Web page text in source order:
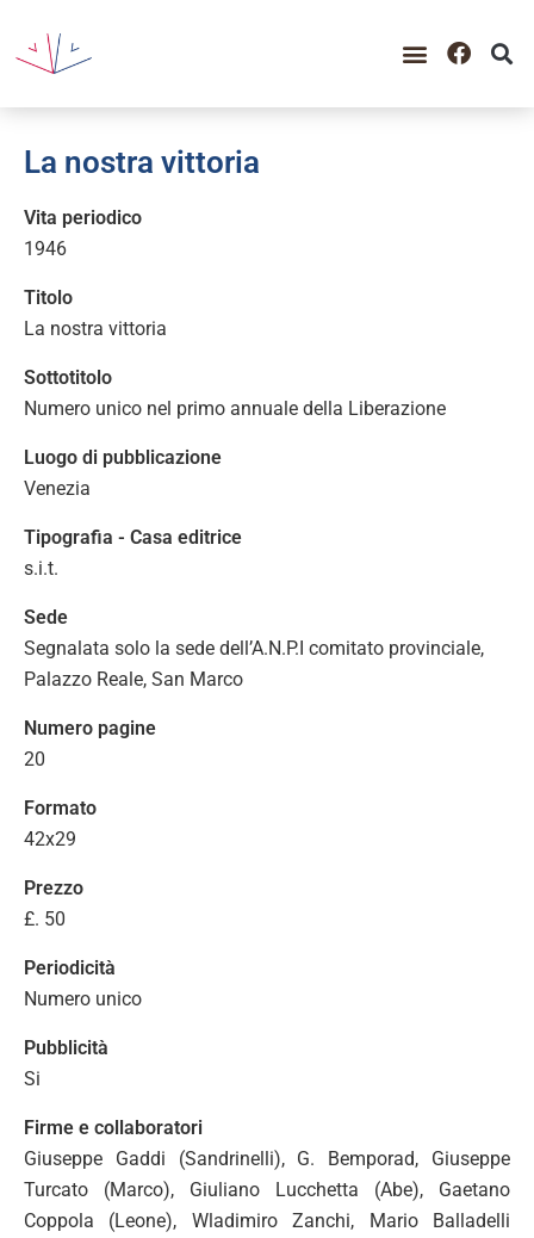
La nostra vittoria
Vita periodico
1946
Titolo
La nostra vittoria
Sottotitolo
Numero unico nel primo annuale della Liberazione
Luogo di pubblicazione
Venezia
Tipografia - Casa editrice
s.i.t.
Sede
Segnalata solo la sede dell’A.N.P.I comitato provinciale,
Palazzo Reale, San Marco
Numero pagine
20
Formato
42x29
Prezzo
£. 50
Periodicità
Numero unico
Pubblicità
Si
Firme e collaboratori
Giuseppe Gaddi (Sandrinelli), G. Bemporad, Giuseppe
Turcato (Marco), Giuliano Lucchetta (Abe), Gaetano
Coppola (Leone), Wladimiro Zanchi, Mario Balladelli